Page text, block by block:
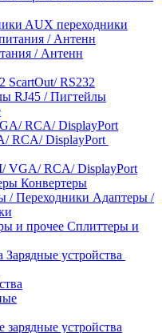
AUX переходники
/ Антенн
ScartOut/ RS232
RJ45 / Пигтейлы
RCA/ DisplayPort
VGA/ RCA/ DisplayPort
Конвертеры
Адаптеры /
Сплиттеры и
Зарядные устройства